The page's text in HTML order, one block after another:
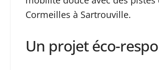
Cormeilles à Sartrouville.
Un projet éco-